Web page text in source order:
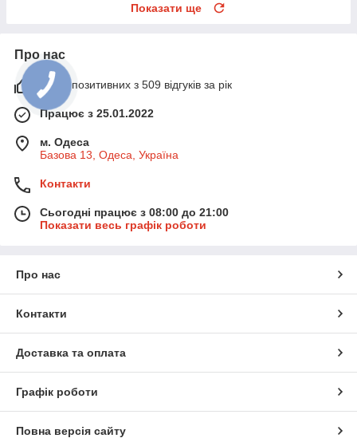
Показати ще
Про нас
100% позитивних з 509 відгуків за рік
Працює з 25.01.2022
м. Одеса
Базова 13, Одеса, Україна
Контакти
Сьогодні працює з 08:00 до 21:00
Показати весь графік роботи
Про нас
Контакти
Доставка та оплата
Графік роботи
Повна версія сайту